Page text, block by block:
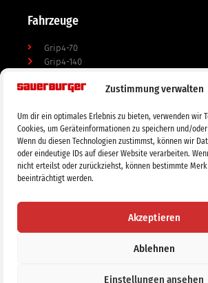
Zustimmung verwalten
Um dir ein optimales Erlebnis zu bieten, verwenden wir
Cookies, um Geräteinformationen zu speichern und/
Wenn du diesen Technologien zustimmst, können wir
oder eindeutige IDs auf dieser Website verarbeiten.
nicht erteilst oder zurückziehst, können bestimmte
beeinträchtigt werden.
Akzeptieren
Ablehnen
Einstellungen ansehen
Fahrzeuge
Grip4-70
Grip4-140
Mulchgeräte
Bodenbearbeitung
Doppelmessermähwerke
Tierhaltung
designed by smijle Web Solutions